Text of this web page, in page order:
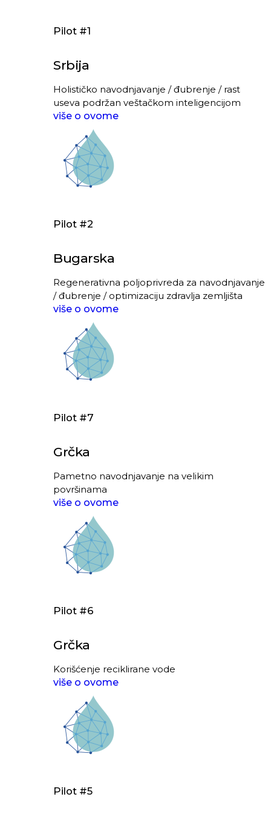
Pilot #1
Srbija
Holističko navodnjavanje / đubrenje / rast
useva podržan veštačkom inteligencijom
više o ovome
Pilot #2
Bugarska
Regenerativna poljoprivreda za navodnjavanje
/ đubrenje / optimizaciju zdravlja zemljišta
više o ovome
Pilot #7
Grčka
Pametno navodnjavanje na velikim
površinama
više o ovome
Pilot #6
Grčka
Korišćenje reciklirane vode
više o ovome
Pilot #5